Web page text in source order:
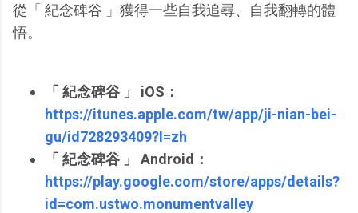
從「 紀念碑谷 」獲得一些自我追尋、自我翻轉的體
悟。
「 紀念碑谷 」 iOS：
https://itunes.apple.com/tw/app/ji-nian-bei-
gu/id728293409?l=zh
「 紀念碑谷 」 Android：
https://play.google.com/store/apps/details?
id=com.ustwo.monumentvalley